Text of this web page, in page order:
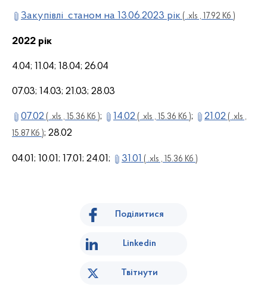
Закупівлі станом на 13.06.2023 рік ( .xls , 17.92 Кб )
2022 рік
4.04; 11.04; 18.04; 26.04
07.03; 14.03; 21.03; 28.03
07.02 ( .xls , 15.36 Кб ); 14.02 ( .xls , 15.36 Кб ); 21.02 ( .xls ,
15.87 Кб ); 28.02
04.01; 10.01; 17.01; 24.01; 31.01 ( .xls , 15.36 Кб )
Поділитися
Linkedin
Твітнути